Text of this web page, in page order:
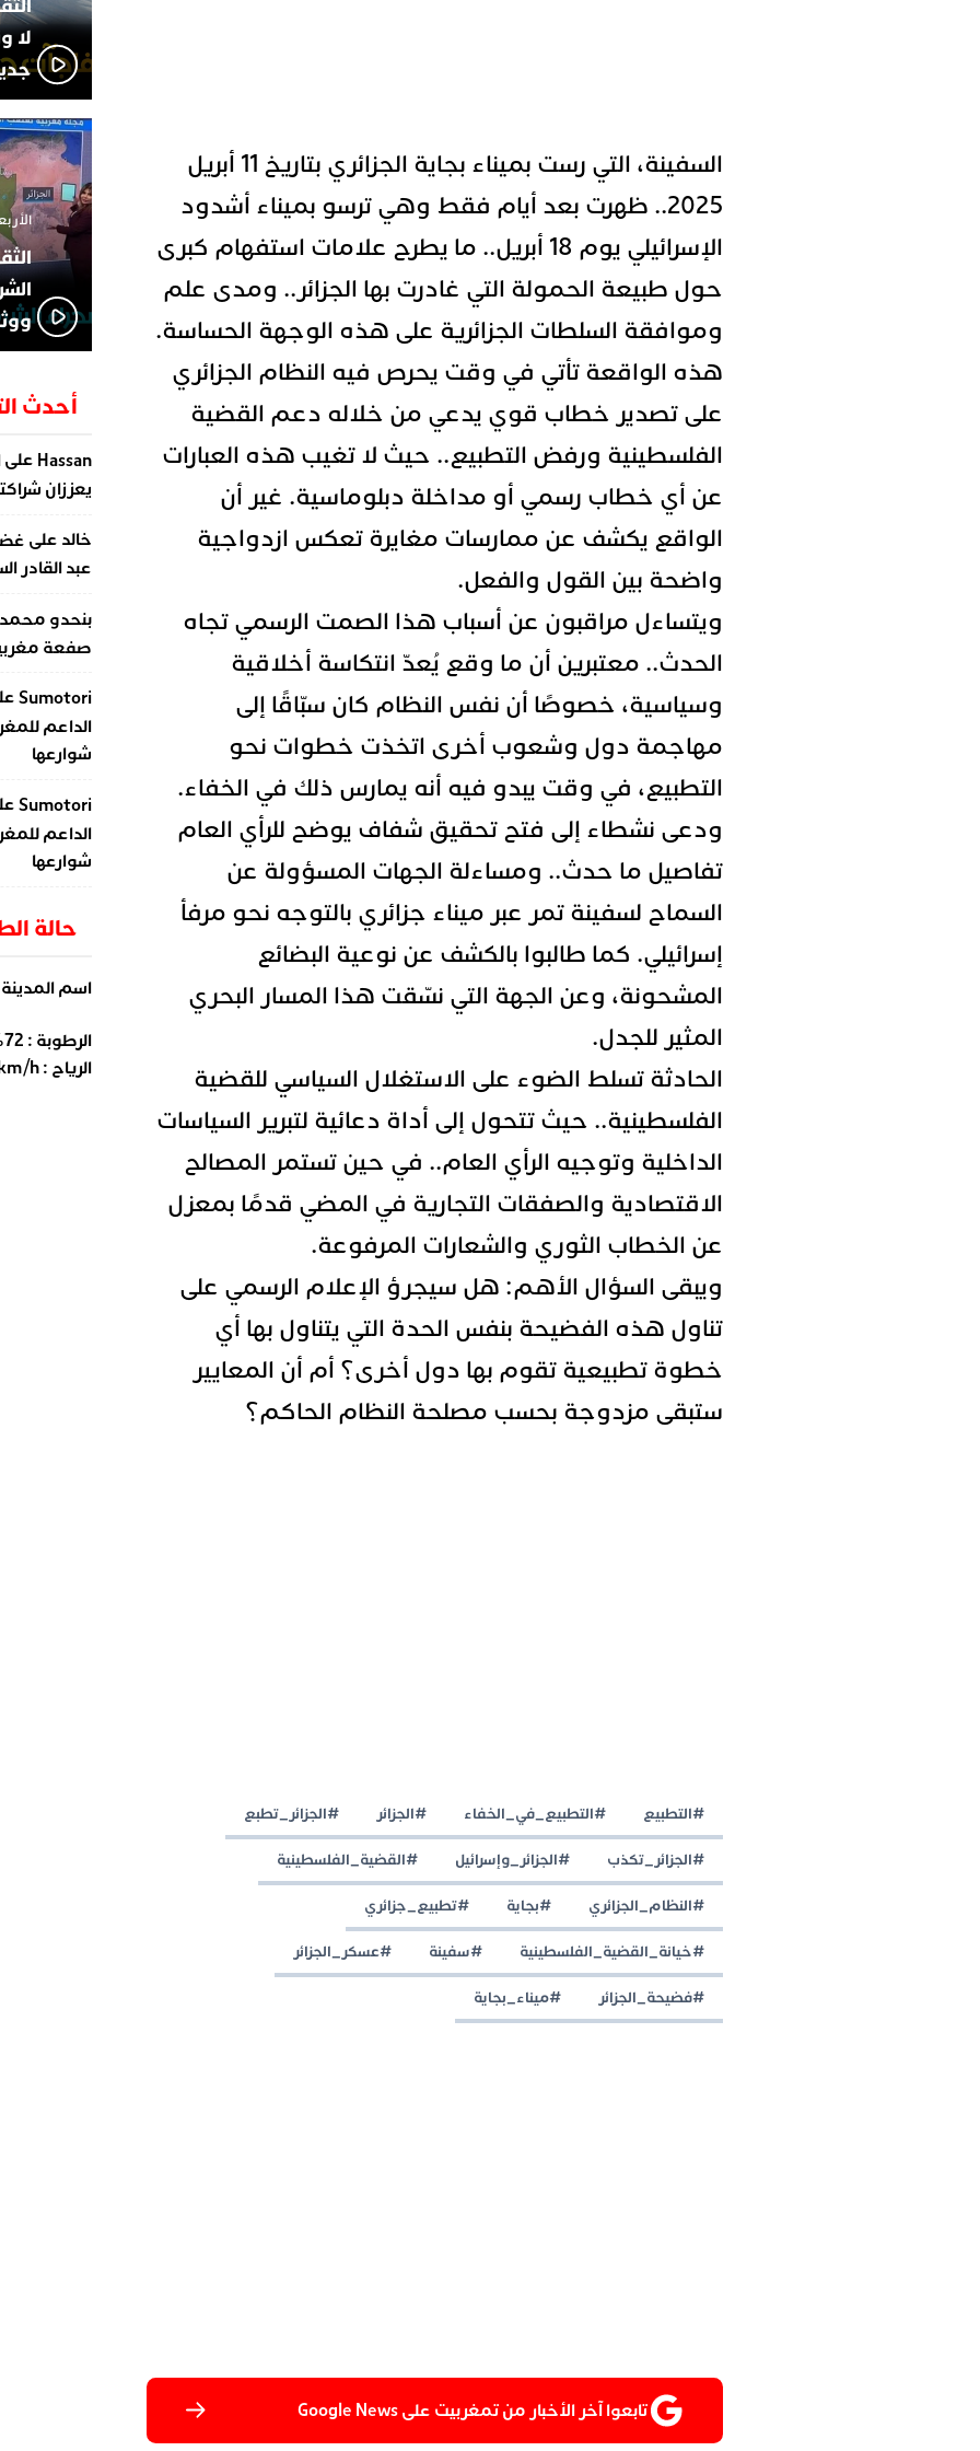
السفينة، التي رست بميناء بجاية الجزائري بتاريخ 11 أبريل
2025.. ظهرت بعد أيام فقط وهي ترسو بميناء أشدود
الإسرائيلي يوم 18 أبريل.. ما يطرح علامات استفهام كبرى
حول طبيعة الحمولة التي غادرت بها الجزائر.. ومدى علم
وموافقة السلطات الجزائرية على هذه الوجهة الحساسة.
هذه الواقعة تأتي في وقت يحرص فيه النظام الجزائري
على تصدير خطاب قوي يدعي من خلاله دعم القضية
الفلسطينية ورفض التطبيع.. حيث لا تغيب هذه العبارات
عن أي خطاب رسمي أو مداخلة دبلوماسية. غير أن
الواقع يكشف عن ممارسات مغايرة تعكس ازدواجية
واضحة بين القول والفعل.
ويتساءل مراقبون عن أسباب هذا الصمت الرسمي تجاه
الحدث.. معتبرين أن ما وقع يُعدّ انتكاسة أخلاقية
وسياسية، خصوصًا أن نفس النظام كان سبّاقًا إلى
مهاجمة دول وشعوب أخرى اتخذت خطوات نحو
التطبيع، في وقت يبدو فيه أنه يمارس ذلك في الخفاء.
ودعى نشطاء إلى فتح تحقيق شفاف يوضح للرأي العام
تفاصيل ما حدث.. ومساءلة الجهات المسؤولة عن
السماح لسفينة تمر عبر ميناء جزائري بالتوجه نحو مرفأ
إسرائيلي. كما طالبوا بالكشف عن نوعية البضائع
المشحونة، وعن الجهة التي نسّقت هذا المسار البحري
المثير للجدل.
الحادثة تسلط الضوء على الاستغلال السياسي للقضية
الفلسطينية.. حيث تتحول إلى أداة دعائية لتبرير السياسات
الداخلية وتوجيه الرأي العام.. في حين تستمر المصالح
الاقتصادية والصفقات التجارية في المضي قدمًا بمعزل
عن الخطاب الثوري والشعارات المرفوعة.
ويبقى السؤال الأهم: هل سيجرؤ الإعلام الرسمي على
تناول هذه الفضيحة بنفس الحدة التي يتناول بها أي
خطوة تطبيعية تقوم بها دول أخرى؟ أم أن المعايير
ستبقى مزدوجة بحسب مصلحة النظام الحاكم؟
#التطبيع #التطبيع_في_الخفاء #الجزائر #الجزائر_تطبع
#الجزائر_تكذب #الجزائر_وإسرائيل #القضية_الفلسطينية
#النظام_الجزائري #بجاية #تطبيع_جزائري
#خيانة_القضية_الفلسطينية #سفينة #عسكر_الجزائر
#فضيحة_الجزائر #ميناء_بجاية
تابعوا آخر الأخبار من تمغربيت على Google News
لا
الأربعاء 13
أحدث
Hassan على
يعززان
خالد على
عبد القادر
بنحدو محمد
صفعة
Sumotori
الداعم
شوارعها
Sumotori
الداعم
شوارعها
حالة
اسم المدينة
الرطوبة : 72
الرياح :h